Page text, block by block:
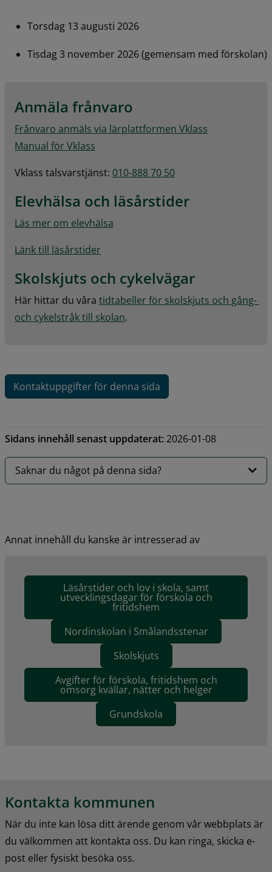
Torsdag 13 augusti 2026
Tisdag 3 november 2026 (gemensam med förskolan)
Anmäla frånvaro
Frånvaro anmäls via lärplattformen Vklass
Manual för Vklass
Vklass talsvarstjänst: 010-888 70 50
Elevhälsa och läsårstider
Läs mer om elevhälsa
Länk till läsårstider
Skolskjuts och cykelvägar
Här hittar du våra tidtabeller för skolskjuts och gång-
och cykelstråk till skolan.
Kontaktuppgifter för denna sida
Sidans innehåll senast uppdaterat:2026-01-08
Saknar du något på denna sida?
Annat innehåll du kanske är intresserad av
Läsårstider och lov i skola, samt
utvecklingsdagar för förskola och
fritidshem
Nordinskolan i Smålandsstenar
Skolskjuts
Avgifter för förskola, fritidshem och
omsorg kvällar, nätter och helger
Grundskola
Kontakta kommunen
När du inte kan lösa ditt ärende genom vår webbplats är
du välkommen att kontakta oss. Du kan ringa, skicka e-
post eller fysiskt besöka oss.